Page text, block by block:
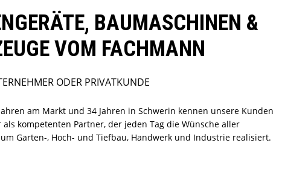
BAUMASCHINEN &
VOM FACHMANN
ODER PRIVATKUNDE
am Markt und 34 Jahren in Schwerin kennen unsere Kunden
als kompetenten Partner, der jeden Tag die Wünsche aller
Garten-, Hoch- und Tiefbau, Handwerk und Industrie realisiert.